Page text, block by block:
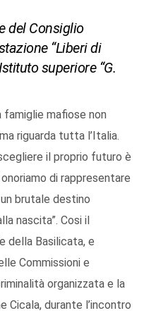
del Consiglio
“Liberi di
superiore “G.
famiglie mafiose non
riguarda tutta l’Italia.
il proprio futuro è
di rappresentare
brutale destino
nascita”. Cosi il
della Basilicata, e
Commissioni e
organizzata e la
Cicala, durante l’incontro